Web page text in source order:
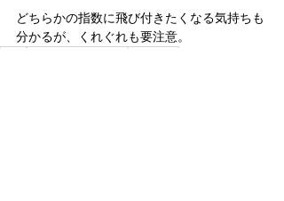
どちらかの指数に飛び付きたくなる気持ちも
分かるが、くれぐれも要注意。